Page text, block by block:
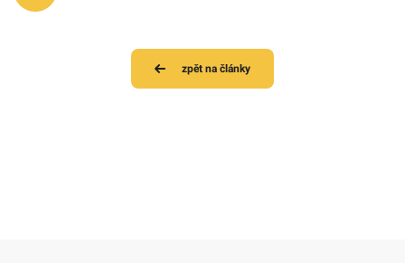
zpět na články